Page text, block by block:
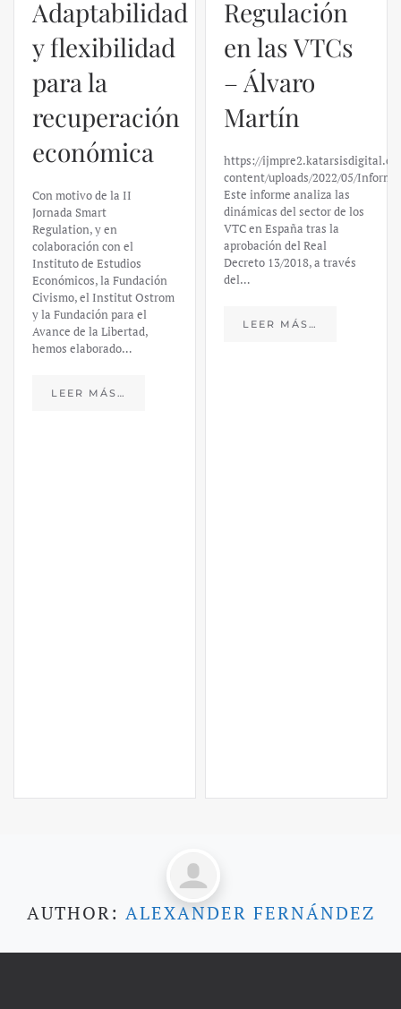
Adaptabilidad
y flexibilidad
para la
recuperación
económica
Con motivo de la II
Jornada Smart
Regulation, y en
colaboración con el
Instituto de Estudios
Económicos, la Fundación
Civismo, el Institut Ostrom
y la Fundación para el
Avance de la Libertad,
hemos elaborado…
LEER MÁS…
Regulación
en las VTCs
– Álvaro
Martín
https://
content/uploads/2022/05/
Este informe analiza las
dinámicas del sector de los
VTC en España tras la
aprobación del Real
Decreto 13/2018, a través
del…
LEER MÁS…
AUTHOR: ALEXANDER FERNÁNDEZ